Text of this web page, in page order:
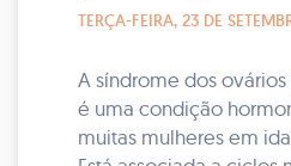
TERÇA-FEIRA, 23 DE
A síndrome dos ovários
é uma condição
muitas mulheres em